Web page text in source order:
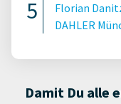
Florian
DAHLER
Damit Du alle